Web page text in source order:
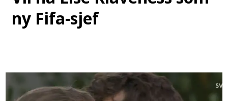
ny Fifa-sjef